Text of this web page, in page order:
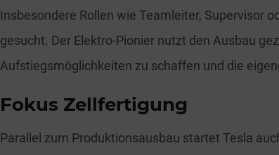
Insbesondere Rollen wie Teamleiter, Supervisor
gesucht. Der Elektro-Pionier nutzt den Ausbau
Aufstiegsmöglichkeiten zu schaffen und die
Fokus Zellfertigung
Parallel zum Produktionsausbau startet Tesla